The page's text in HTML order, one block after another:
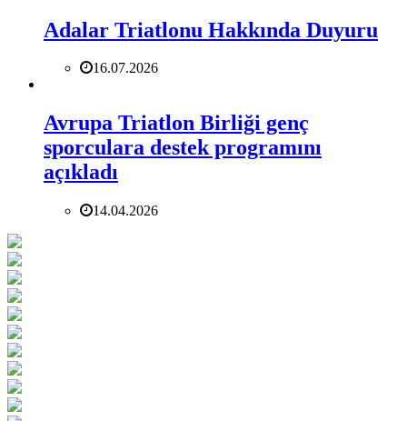
Adalar Triatlonu Hakkında Duyuru
16.07.2026
Avrupa Triatlon Birliği genç
sporculara destek programını
açıkladı
14.04.2026